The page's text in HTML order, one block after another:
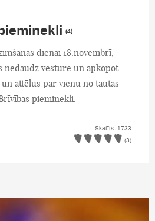
(4)
dienai 18.novembrī,
nedaudz vēsturē un apkopot
attēlus par vienu no tautas
pieminekli.
Skatīts: 1733
(3)